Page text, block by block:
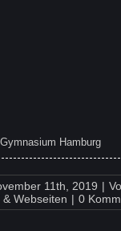
Hamburg
11th, 2019 |
& Webseiten | 0